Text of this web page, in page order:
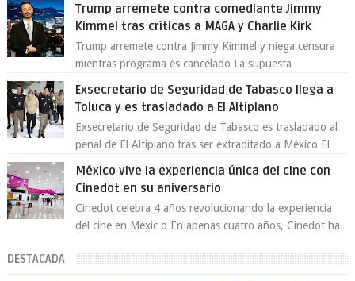
Trump arremete contra comediante Jimmy
Kimmel tras críticas a MAGA y Charlie Kirk
Trump arremete contra Jimmy Kimmel y niega censura
mientras programa es cancelado La supuesta
Exsecretario de Seguridad de Tabasco llega a
Toluca y es trasladado a El Altiplano
Exsecretario de Seguridad de Tabasco es trasladado al
penal de El Altiplano tras ser extraditado a México El
México vive la experiencia única del cine con
Cinedot en su aniversario
Cinedot celebra 4 años revolucionando la experiencia
del cine en Méxic o En apenas cuatro años, Cinedot ha
DESTACADA